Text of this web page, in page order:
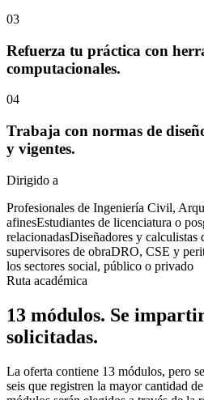
03
Refuerza tu práctica con
computacionales.
04
Trabaja con normas de
y vigentes.
Dirigido a
Profesionales de Ingeniería Civil,
afinesEstudiantes de licenciatura o
relacionadasDiseñadores y calculistas
supervisores de obraDRO, CSE y
los sectores social, público o privado
Ruta académica
13 módulos. Se
solicitadas.
La oferta contiene 13 módulos, pero
seis que registren la mayor cantidad